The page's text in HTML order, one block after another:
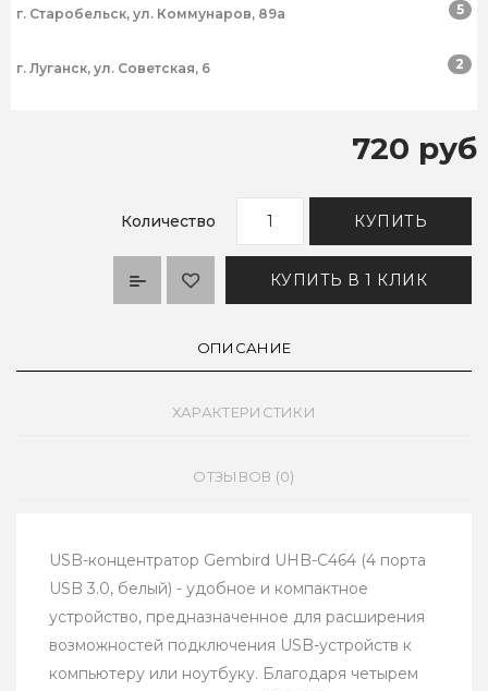
г. Старобельск, ул. Коммунаров, 89а 5
г. Луганск, ул. Советская, 6 2
720 руб
Количество КУПИТЬ
КУПИТЬ В 1 КЛИК
ОПИСАНИЕ
ХАРАКТЕРИСТИКИ
ОТЗЫВОВ (0)
USB-концентратор Gembird UHB-C464 (4 порта
USB 3.0, белый) - удобное и компактное
устройство, предназначенное для расширения
возможностей подключения USB-устройств к
компьютеру или ноутбуку. Благодаря четырем